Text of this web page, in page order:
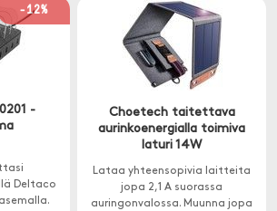
-12%
-
Deltaco
Choetech taitettava
aurinkoenergialla toimiva
laturi 14W
Lataa yhteensopivia laitteita
jopa 2,1 A suorassa
auringonvalossa. Muunna jopa